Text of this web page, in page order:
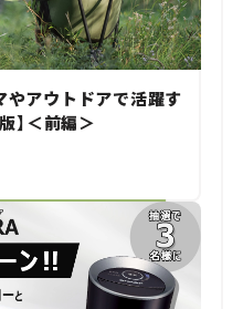
やアウトドアで活躍す
】＜前編＞